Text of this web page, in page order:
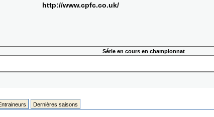
http://www.cpfc.co.uk/
Série en cours en championnat
Dernières saisons